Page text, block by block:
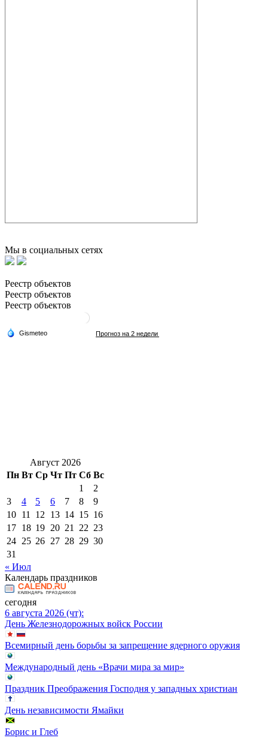
Мы в социальных сетях
Реестр объектов
Реестр объектов
Реестр объектов
Август 2026
Пн Вт Ср Чт Пт Сб Вс
1
2
3
4 5 6 7 8
9
10 11 12 13 14 15 16
17 18 19 20 21 22 23
24 25 26 27 28 29 30
31
« Июл
Календарь праздников
сегодня
6 августа 2026 (чт):
День Железнодорожных войск России
Всемирный день борьбы за запрещение ядерного оружия
Международный день «Врачи мира за мир»
Праздник Преображения Господня у западных христиан
День независимости Ямайки
Борис и Глеб